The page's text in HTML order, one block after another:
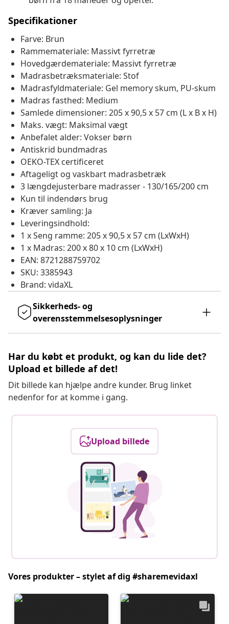
Specifikationer
Farve: Brun
Rammemateriale: Massivt fyrretræ
Hovedgærdemateriale: Massivt fyrretræ
Madrasbetræksmateriale: Stof
Madrasfyldmateriale: Gel memory skum, PU-skum
Madras fasthed: Medium
Samlede dimensioner: 205 x 90,5 x 57 cm (L x B x H)
Maks. vægt: Maksimal vægt
Anbefalet alder: Vokser børn
Antiskrid bundmadras
OEKO-TEX certificeret
Aftageligt og vaskbart madrasbetræk
3 længdejusterbare madrasser - 130/165/200 cm
Kun til indendørs brug
Kræver samling: Ja
Leveringsindhold:
1 x Seng ramme: 205 x 90,5 x 57 cm (LxWxH)
1 x Madras: 200 x 80 x 10 cm (LxWxH)
EAN: 8721288759702
SKU: 3385943
Brand: vidaXL
Sikkerheds- og
overensstemmelsesoplysninger
Har du købt et produkt, og kan du lide det?
Upload et billede af det!
Dit billede kan hjælpe andre kunder. Brug linket
nedenfor for at komme i gang.
Upload billede
Vores produkter – stylet af dig #sharemevidaxl